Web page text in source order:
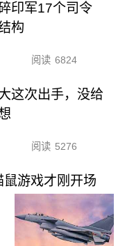
印军17个司令
构
阅读 6824
这次出手，没给
阅读 5276
游戏才刚开场